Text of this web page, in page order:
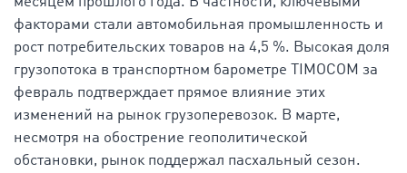
факторами стали автомобильная промышленность и
рост потребительских товаров на 4,5 %. Высокая доля
грузопотока в транспортном барометре TIMOCOM за
февраль подтверждает прямое влияние этих
изменений на рынок грузоперевозок. В марте,
несмотря на обострение геополитической
обстановки, рынок поддержал пасхальный сезон.